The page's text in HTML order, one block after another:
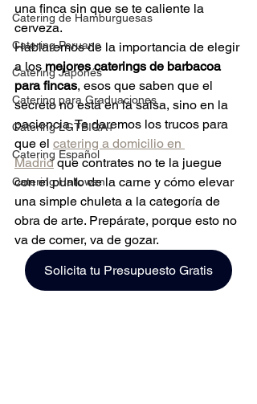
Catering de Hamburguesas
Catering Peruano
Catering Japonés
Catering para Graduaciones
Catering LGTBIQA+
Catering Español
Catering Hallowen
una finca sin que se te caliente la
cerveza.
Hablaremos de la importancia de elegir
a los mejores caterings de barbacoa
para fincas, esos que saben que el
secreto no está en la salsa, sino en la
paciencia. Te daremos los trucos para
que el catering a domicilio en
Madrid que contrates no te la juegue
con el punto de la carne y cómo elevar
una simple chuleta a la categoría de
obra de arte. Prepárate, porque esto no
va de comer, va de gozar.
Solicita tu Presupuesto Gratis